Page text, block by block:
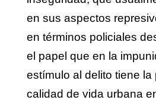
en sus aspectos
en términos policiales
el papel que en la
estímulo al delito tiene la
calidad de vida urbana